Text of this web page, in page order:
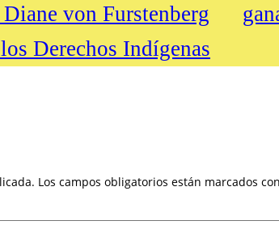
von Furstenberg
Derechos Indígenas
Los campos obligatorios están marcados con